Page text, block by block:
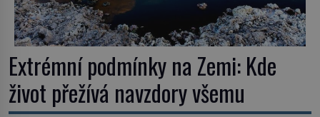
Extrémní podmínky na Zemi: Kde
život přežívá navzdory všemu